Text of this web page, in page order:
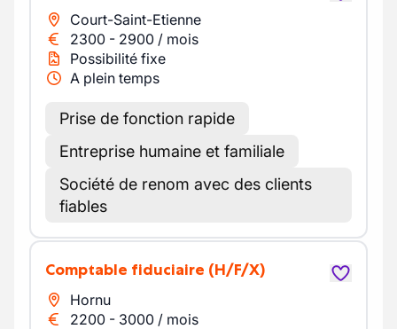
Court-Saint-Etienne
2300 - 2900 / mois
Possibilité fixe
A plein temps
Prise de fonction rapide
Entreprise humaine et familiale
Société de renom avec des clients
fiables
Comptable fiduciaire (H/F/X)
Hornu
2200 - 3000 / mois